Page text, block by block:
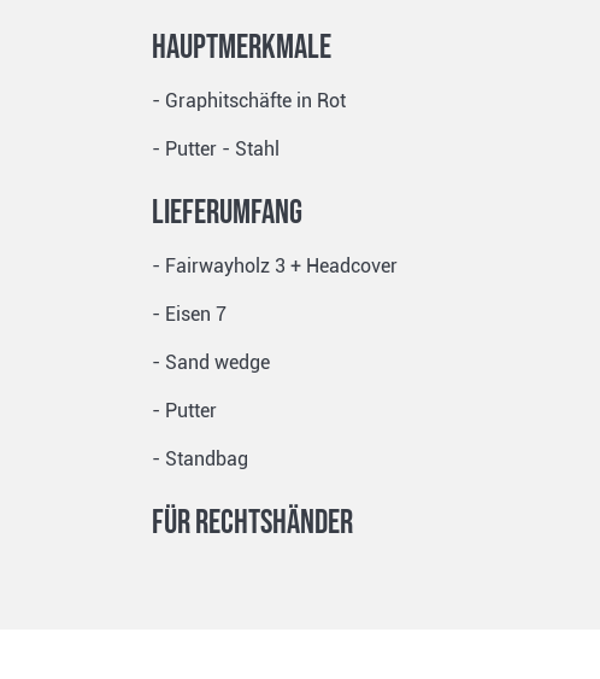
Hauptmerkmale
- Graphitschäfte in Rot
- Putter - Stahl
Lieferumfang
- Fairwayholz 3 + Headcover
- Eisen 7
- Sand wedge
- Putter
- Standbag
für Rechtshänder